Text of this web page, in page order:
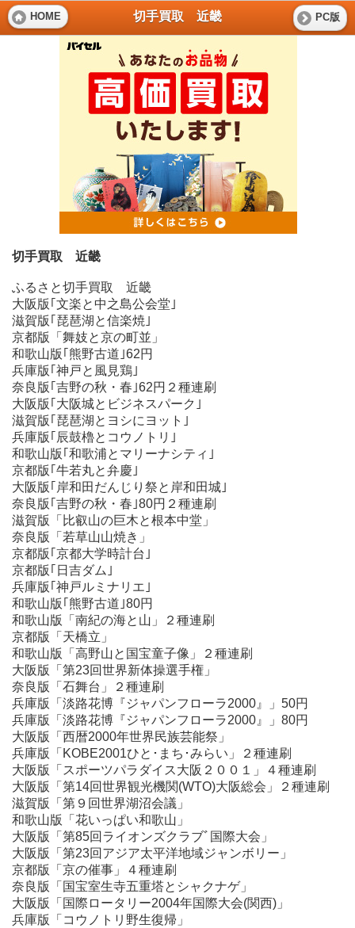
HOME 切手買取 近畿 PC版
切手買取 近畿
ふるさと切手買取 近畿
大阪版｢文楽と中之島公会堂｣
滋賀版｢琵琶湖と信楽焼｣
京都版「舞妓と京の町並」
和歌山版｢熊野古道｣62円
兵庫版｢神戸と風見鶏｣
奈良版｢吉野の秋・春｣62円２種連刷
大阪版｢大阪城とビジネスパーク｣
滋賀版｢琵琶湖とヨシにヨット｣
兵庫版｢辰鼓櫓とコウノトリ｣
和歌山版｢和歌浦とマリーナシティ｣
京都版｢牛若丸と弁慶｣
大阪版｢岸和田だんじり祭と岸和田城｣
奈良版｢吉野の秋・春｣80円２種連刷
滋賀版「比叡山の巨木と根本中堂」
奈良版「若草山山焼き」
京都版｢京都大学時計台｣
京都版｢日吉ダム｣
兵庫版｢神戸ルミナリエ｣
和歌山版｢熊野古道｣80円
和歌山版「南紀の海と山」２種連刷
京都版「天橋立」
和歌山版「高野山と国宝童子像」２種連刷
大阪版「第23回世界新体操選手権」
奈良版「石舞台」２種連刷
兵庫版「淡路花博『ジャパンフローラ2000』」50円
兵庫版「淡路花博『ジャパンフローラ2000』」80円
大阪版「西暦2000年世界民族芸能祭」
兵庫版「KOBE2001ひと･まち･みらい」２種連刷
大阪版「スポーツパラダイス大阪２００１」４種連刷
大阪版「第14回世界観光機関(WTO)大阪総会」２種連刷
滋賀版「第９回世界湖沼会議」
和歌山版「花いっぱい和歌山」
大阪版「第85回ライオンズクラブﾞ国際大会」
大阪版「第23回アジア太平洋地域ジャンボリー」
京都版「京の催事」４種連刷
奈良版「国宝室生寺五重塔とシャクナゲ」
大阪版「国際ロータリー2004年国際大会(関西)」
兵庫版「コウノトリ野生復帰」